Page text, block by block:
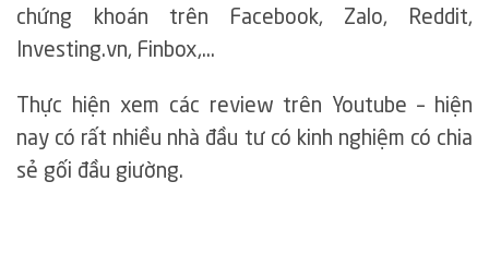
chứng khoán trên Facebook, Zalo, Reddit,
Investing.vn, Finbox,…
Thực hiện xem các review trên Youtube – hiện
nay có rất nhiều nhà đầu tư có kinh nghiệm có chia
sẻ gối đầu giường.